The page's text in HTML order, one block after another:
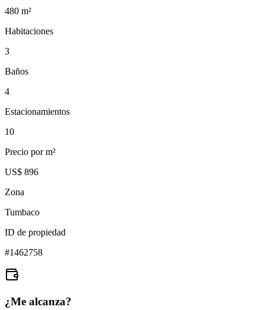
480 m²
Habitaciones
3
Baños
4
Estacionamientos
10
Precio por m²
US$ 896
Zona
Tumbaco
ID de propiedad
#1462758
¿Me alcanza?